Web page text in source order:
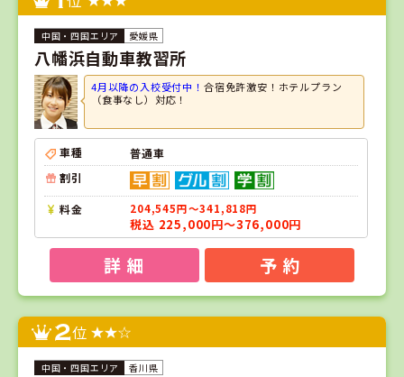
愛媛県
八幡浜自動車教習所
4月以降の入校受付中！ 合宿免許激安！ホテルプラン
（食事なし）対応！
車種
普通車
割引
料金 204,545円～341,818円
税込 225,000円～376,000円
詳 細 予 約
2位
香川県